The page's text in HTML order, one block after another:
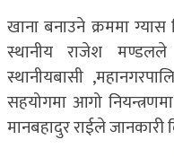
खाना बनाउने क्रममा
स्थानीय राजेश
स्थानीयबासी
सहयोगमा आगो
मानबहादुर राईले जानकारी